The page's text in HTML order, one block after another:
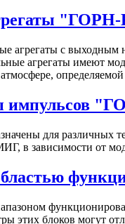
агрегаты с выходным
агрегаты имеют
импульсов
для различных
в зависимости от
этих блоков могут